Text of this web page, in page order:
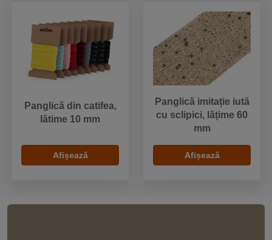
Panglică din catifea,
lătime 10 mm
Afișează
Panglică imitație iută
cu sclipici, lățime 60
mm
Afișează